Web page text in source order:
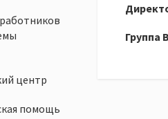
центр
помощь
Группа